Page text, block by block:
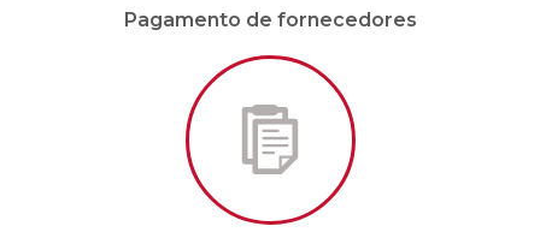
Envio e recebimento de boletos em formato
digital